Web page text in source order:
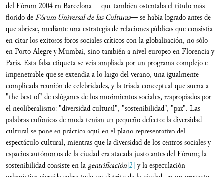
del Fórum 2004 en Barcelona —que también ostentaba el título más
florido deFórum Universal de las Culturas— se había logrado antes de
que abriese, mediante una estrategia de relaciones públicas que consistía
en citar los exitosos foros sociales críticos con la globalización, no sólo
en Porto Alegre y Mumbai, sino también a nivel europeo en Florencia y
París. Esta falsa etiqueta se veía ampliada por un programa complejo e
impenetrable que se extendía a lo largo del verano, una igualmente
complicada reunión de celebridades, y la tríada conceptual que suena a
"the best of" de eslóganes de los movimientos sociales, reapropiados por
el neoliberalismo: "diversidad cultural", "sostenibilidad", "paz". Las
palabras eufónicas de moda tenían un pequeño defecto: la diversidad
cultural se pone en práctica aquí en el plano representativo del
espectáculo cultural, mientras que la diversidad de los centros sociales y
espacios autónomos de la ciudad era atacada justo antes del Fórum; la
sostenibilidad consiste en lagentrificación[2]y la especulación